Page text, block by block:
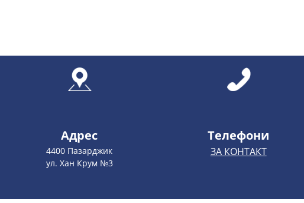
Адрес
4400 Пазарджик
ул. Хан Крум №3
Телефони
ЗА КОНТАКТ